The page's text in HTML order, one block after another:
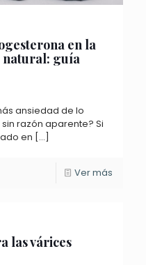
en la
natural: guía
ansiedad de lo
razón aparente? Si
en […]
Ver más
las várices